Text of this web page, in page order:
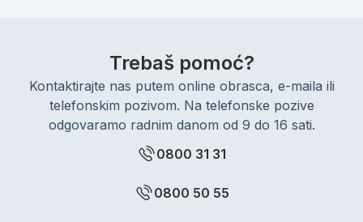
Trebaš pomoć?
Kontaktirajte nas putem online obrasca, e-maila ili
telefonskim pozivom. Na telefonske pozive
odgovaramo radnim danom od 9 do 16 sati.
0800 31 31
0800 50 55